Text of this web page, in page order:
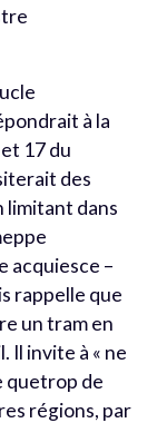
à la
17 du
des
limitant dans
acquiesce –
rappelle que
un tram en
Il invite à « ne
quetrop de
régions, par